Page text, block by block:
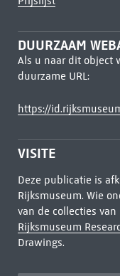
DUURZAAM
Als u naar dit object
duurzame URL:
https://
VISITE
Deze publicatie is
Rijksmuseum. Wie
van de collecties
Rijksmuseum
Drawings.